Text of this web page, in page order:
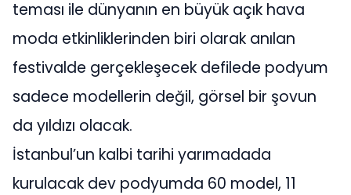
teması ile dünyanın en büyük açık hava
moda etkinliklerinden biri olarak anılan
festivalde gerçekleşecek defilede podyum
sadece modellerin değil, görsel bir şovun
da yıldızı olacak.
İstanbul’un kalbi tarihi yarımadada
kurulacak dev podyumda 60 model, 11